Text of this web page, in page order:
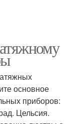
основное
приборов:
Цельсия.